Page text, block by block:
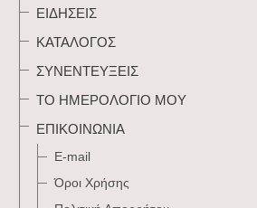
ΕΙΔΉΣΕΙΣ
ΚΑΤΆΛΟΓΟΣ
ΣΥΝΕΝΤΕΎΞΕΙΣ
ΤΟ ΗΜΕΡΟΛΌΓΙΌ ΜΟΥ
ΕΠΙΚΟΙΝΩΝΊΑ
E-mail
Όροι Χρήσης